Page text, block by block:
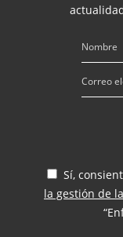
Sí,
la gestión de